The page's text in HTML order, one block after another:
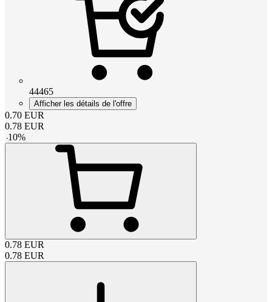
44465
Afficher les détails de l'offre
0.70 EUR
0.78 EUR
-10%
0.78 EUR
0.78 EUR